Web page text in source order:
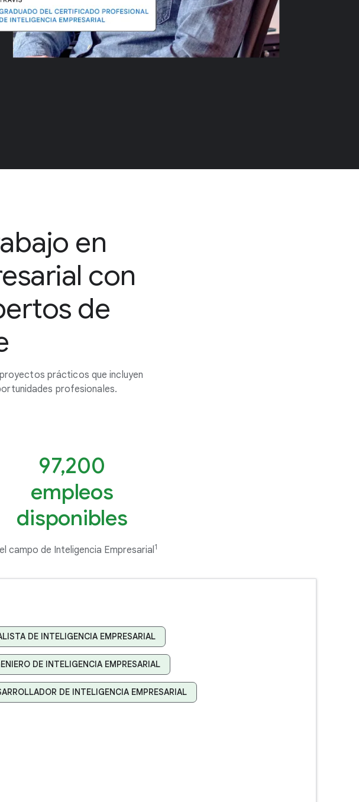
en
con
de
prácticos que incluyen
profesionales.
97,200
empleos
disponibles
campo de Inteligencia Empresarial1
DE INTELIGENCIA EMPRESARIAL
DE INTELIGENCIA EMPRESARIAL
DE INTELIGENCIA EMPRESARIAL